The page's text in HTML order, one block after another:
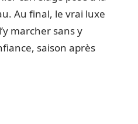
Au final, le vrai luxe
marcher sans y
saison après